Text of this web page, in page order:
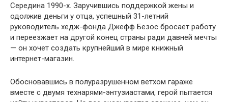
Середина 1990-х. Заручившись поддержкой жены и
одолжив деньги у отца, успешный 31-летний
руководитель хедж-фонда Джефф Безос бросает работу
и переезжает на другой конец страны ради давней мечты
— он хочет создать крупнейший в мире книжный
интернет-магазин.
Обосновавшись в полуразрушенном ветхом гараже
вместе с двумя технарями-энтузиастами, герой пытается